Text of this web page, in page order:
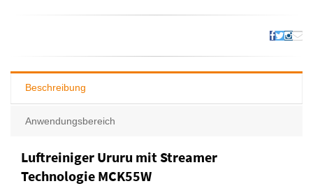
Beschreibung
Anwendungsbereich
Luftreiniger Ururu mit Streamer
Technologie MCK55W